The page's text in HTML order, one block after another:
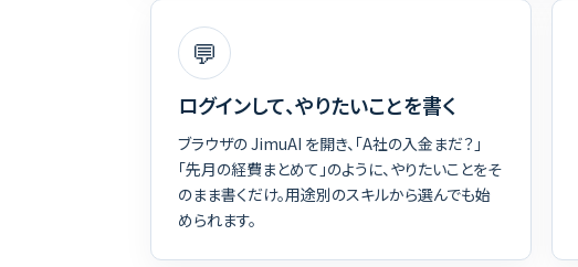
💬
ログインして、やりたいことを書く
ブラウザの JimuAI を開き、「A社の入金まだ？」
「先月の経費まとめて」のように、やりたいことをそ
のまま書くだけ。用途別のスキルから選んでも始
められます。